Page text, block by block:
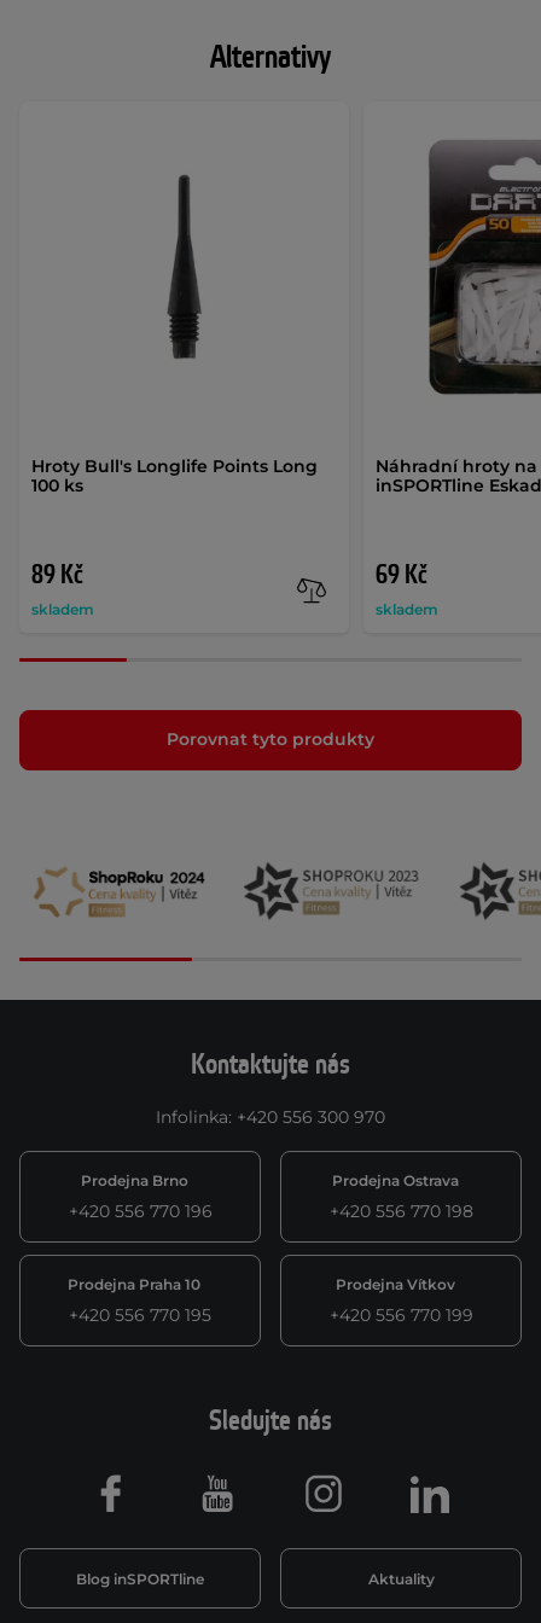
Alternativy
Hroty Bull's Longlife Points Long
100 ks
89 Kč
skladem
Náhradní hroty
inSPORTline
69 Kč
skladem
Porovnat tyto produkty
Kontaktujte nás
Infolinka: +420 556 300 970
Prodejna Brno
+420 556 770 196
Prodejna Ostrava
+420 556 770 198
Prodejna Praha 10
+420 556 770 195
Prodejna Vítkov
+420 556 770 199
Sledujte nás
Blog inSPORTline Aktuality
Facebook Youtube Instagram LinkedIn